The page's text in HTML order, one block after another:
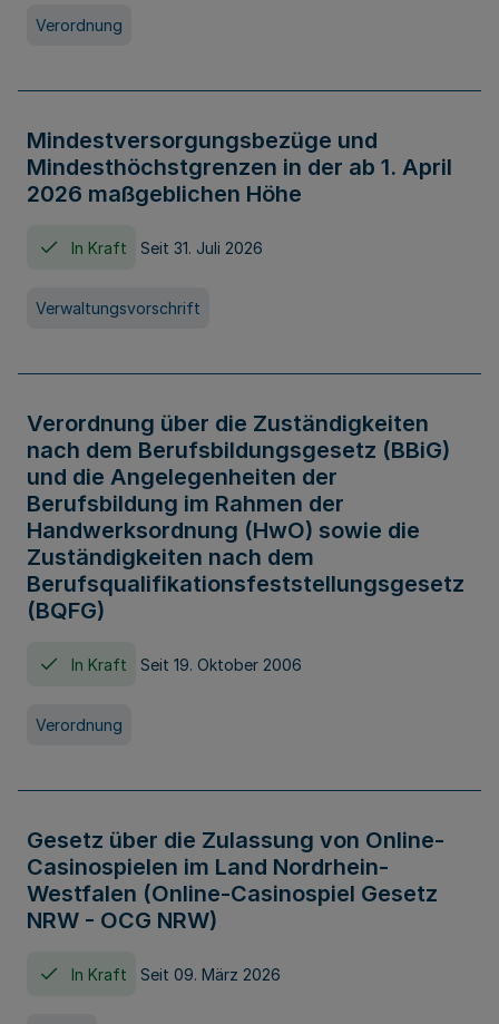
Verordnung
Mindestversorgungsbezüge und
Mindesthöchstgrenzen in der ab 1. April
2026 maßgeblichen Höhe
In Kraft Seit 31. Juli 2026
Verwaltungsvorschrift
Verordnung über die Zuständigkeiten
nach dem Berufsbildungsgesetz (BBiG)
und die Angelegenheiten der
Berufsbildung im Rahmen der
Handwerksordnung (HwO) sowie die
Zuständigkeiten nach dem
Berufsqualifikationsfeststellungsgesetz
(BQFG)
In Kraft Seit 19. Oktober 2006
Verordnung
Gesetz über die Zulassung von Online-
Casinospielen im Land Nordrhein-
Westfalen (Online-Casinospiel Gesetz
NRW - OCG NRW)
In Kraft Seit 09. März 2026